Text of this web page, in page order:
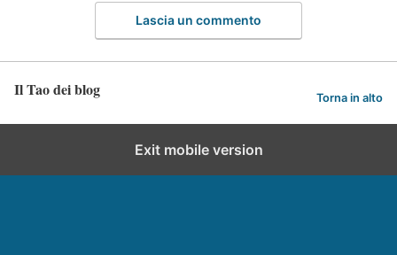
Lascia un commento
Il Tao dei blog Torna in alto
Exit mobile version